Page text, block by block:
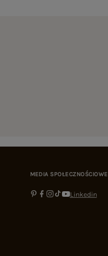
MEDIA SPOŁECZNOŚCIOWE
Linkedin